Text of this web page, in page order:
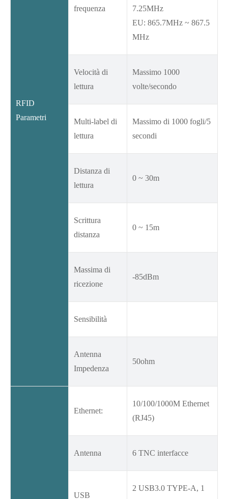
RFID
Parametri
frequenza
7.25MHz
EU: 865.7MHz ~ 867.5
MHz
Velocità di
lettura
Massimo 1000
volte/secondo
Multi-label di
lettura
Massimo di 1000 fogli/5
secondi
Distanza di
lettura
0 ~ 30m
Scrittura
distanza
0 ~ 15m
Massima di
ricezione
-85dBm
Sensibilità
Antenna
Impedenza
50ohm
Ethernet:
10/100/1000M Ethernet
(RJ45)
Antenna 6 TNC interfacce
USB
2 USB3.0 TYPE-A, 1